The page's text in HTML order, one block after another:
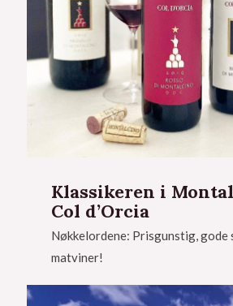
Klassikeren i
Col d’Orcia
Nøkkelordene: Prisgunstig, gode
matviner!